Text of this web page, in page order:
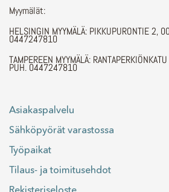
Myymälät:
HELSINGIN MYYMÄLÄ: PIKKUPURONTIE 2,
0447247810
TAMPEREEN MYYMÄLÄ:
PUH. 0447247810
Asiakaspalvelu
Sähköpyörät varastossa
Työpaikat
Tilaus- ja toimitusehdot
Rekisteriseloste